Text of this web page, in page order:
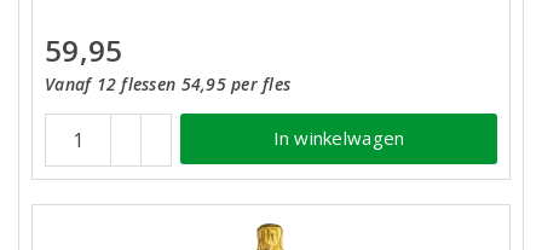
59,95
Vanaf 12 flessen 54,95 per fles
In winkelwagen